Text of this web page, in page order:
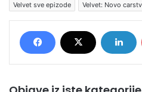
Velvet sve epizode
Velvet: Novo